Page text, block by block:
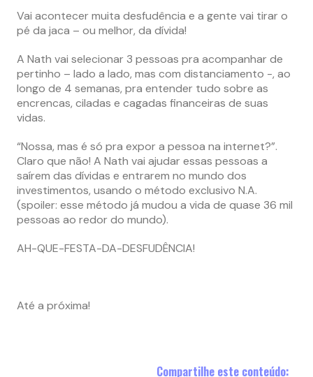
Vai acontecer muita desfudência e a gente vai tirar o
pé da jaca – ou melhor, da dívida!
A Nath vai selecionar 3 pessoas pra acompanhar de
pertinho – lado a lado, mas com distanciamento -, ao
longo de 4 semanas, pra entender tudo sobre as
encrencas, ciladas e cagadas financeiras de suas
vidas.
“Nossa, mas é só pra expor a pessoa na internet?”.
Claro que não! A Nath vai ajudar essas pessoas a
saírem das dívidas e entrarem no mundo dos
investimentos, usando o método exclusivo N.A.
(spoiler: esse método já mudou a vida de quase 36 mil
pessoas ao redor do mundo).
AH-QUE-FESTA-DA-DESFUDÊNCIA!
Até a próxima!
Compartilhe este conteúdo: